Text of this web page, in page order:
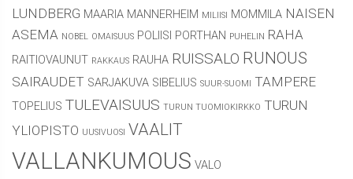
LUNDBERG MAARIA MANNERHEIM MILIISI MOMMILA NAISEN
ASEMA NOBEL OMAISUUS POLIISI PORTHAN PUHELIN RAHA
RAITIOVAUNUT RAKKAUS RAUHA RUISSALO RUNOUS
SAIRAUDET SARJAKUVA SIBELIUS SUUR-SUOMI TAMPERE
TOPELIUS TULEVAISUUS TURUN TUOMIOKIRKKO TURUN
YLIOPISTO UUSIVUOSI VAALIT
VALLANKUMOUS VALO